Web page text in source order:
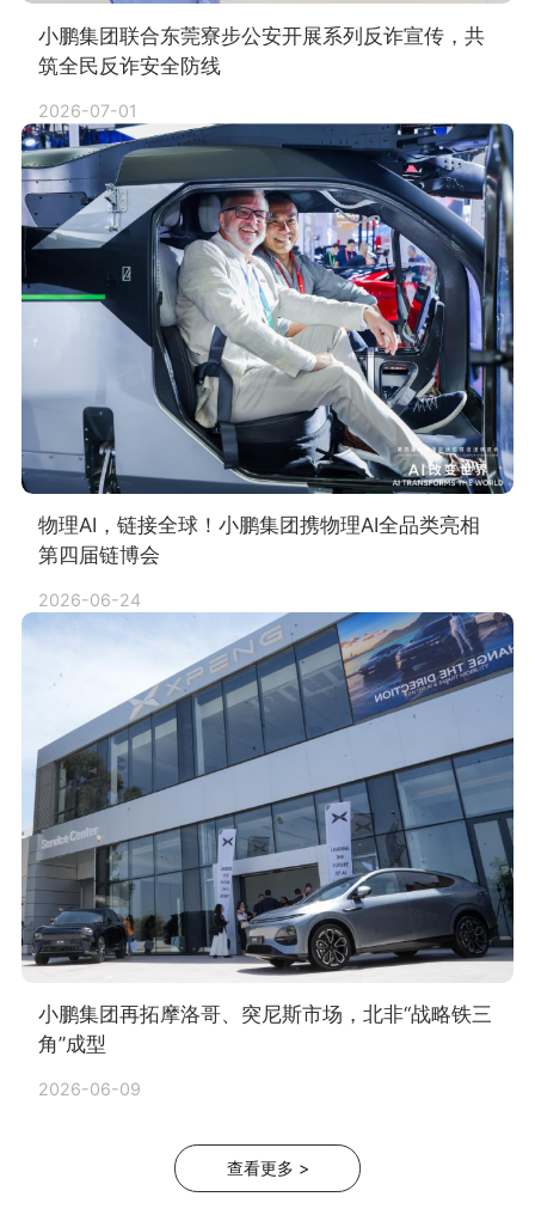
小鹏集团联合东莞寮步公安开展系列反诈宣传，共
筑全民反诈安全防线
2026-07-01
物理AI，链接全球！小鹏集团携物理AI全品类亮相
第四届链博会
2026-06-24
小鹏集团再拓摩洛哥、突尼斯市场，北非“战略铁三
角”成型
2026-06-09
查看更多 >